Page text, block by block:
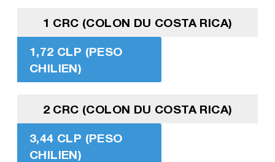
1 CRC (COLON DU COSTA RICA)
1,72 CLP (PESO
CHILIEN)
2 CRC (COLON DU COSTA RICA)
3,44 CLP (PESO
CHILIEN)